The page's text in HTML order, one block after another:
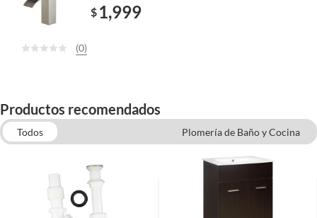
$ 1,999
(0)
Productos recomendados
Todos
Plomería de Baño y Cocina
Mangueras Flexibles para Agua
Llaves para Agua y Válvulas
Lavabos para baños
Mezcladoras para fregaderos